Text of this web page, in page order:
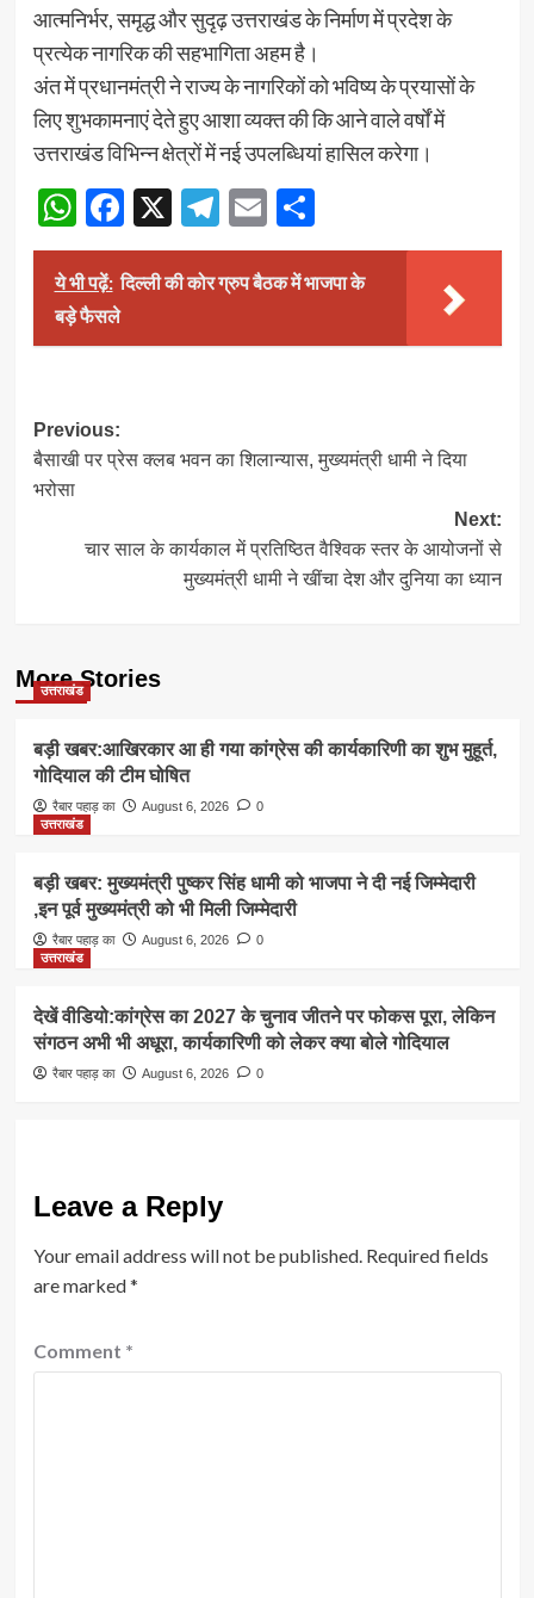
आत्मनिर्भर, समृद्ध और सुदृढ़ उत्तराखंड के निर्माण में प्रदेश के
प्रत्येक नागरिक की सहभागिता अहम है।
अंत में प्रधानमंत्री ने राज्य के नागरिकों को भविष्य के प्रयासों के
लिए शुभकामनाएं देते हुए आशा व्यक्त की कि आने वाले वर्षों में
उत्तराखंड विभिन्न क्षेत्रों में नई उपलब्धियां हासिल करेगा।
WhatsApp
Facebook
X Telegram
EmailShare
ये भी पढ़ें: दिल्ली की कोर ग्रुप बैठक में भाजपा के
बड़े फैसले
Post
navigation
Previous:
बैसाखी पर प्रेस क्लब भवन का शिलान्यास, मुख्यमंत्री धामी ने दिया
भरोसा
Next:
चार साल के कार्यकाल में प्रतिष्ठित वैश्विक स्तर के आयोजनों से
मुख्यमंत्री धामी ने खींचा देश और दुनिया का ध्यान
More Stories
उत्तराखंड
बड़ी खबर:आखिरकार आ ही गया कांग्रेस की कार्यकारिणी का शुभ मुहूर्त,
गोदियाल की टीम घोषित
रैबार पहाड़ का August 6, 2026
0
उत्तराखंड
बड़ी खबर: मुख्यमंत्री पुष्कर सिंह धामी को भाजपा ने दी नई जिम्मेदारी
,इन पूर्व मुख्यमंत्री को भी मिली जिम्मेदारी
रैबार पहाड़ का August 6, 2026
0
उत्तराखंड
देखें वीडियो:कांग्रेस का 2027 के चुनाव जीतने पर फोकस पूरा, लेकिन
संगठन अभी भी अधूरा, कार्यकारिणी को लेकर क्या बोले गोदियाल
रैबार पहाड़ का August 6, 2026 0
Leave a Reply
Your email address will not be published. Required fields
are marked*
Comment *